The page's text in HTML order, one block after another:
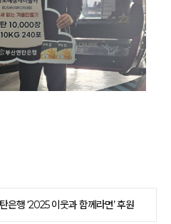
은행 ‘2025 이웃과 함께라면’ 후원